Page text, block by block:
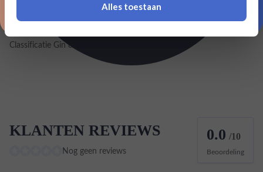
Land van herkomst
Classificatie Gin & Jenever
KLANTEN REVIEWS
Nog geen reviews
0.0 /10
Beoordeling
Alles toestaan